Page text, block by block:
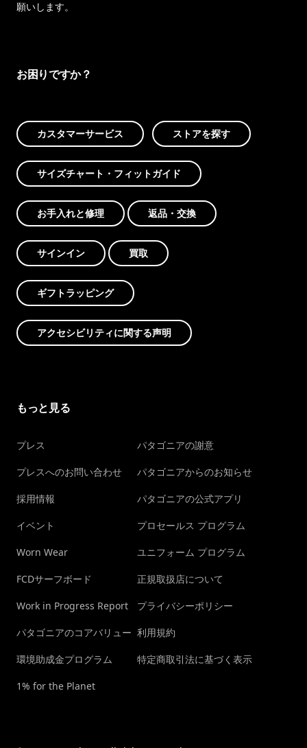
願いします。
お困りですか？
カスタマーサービス ストアを探す
サイズチャート・フィットガイド
お手入れと修理 返品・交換
サインイン 買取
ギフトラッピング
アクセシビリティに関する声明
もっと見る
プレス
プレスへのお問い合わせ
採用情報
イベント
Worn Wear
FCDサーフボード
Work in Progress Report
パタゴニアのコアバリュー
環境助成金プログラム
1% for the Planet
パタゴニアの謝意
パタゴニアからのお知らせ
パタゴニアの公式アプリ
プロセールス プログラム
ユニフォーム プログラム
正規取扱店について
プライバシーポリシー
利用規約
特定商取引法に基づく表示